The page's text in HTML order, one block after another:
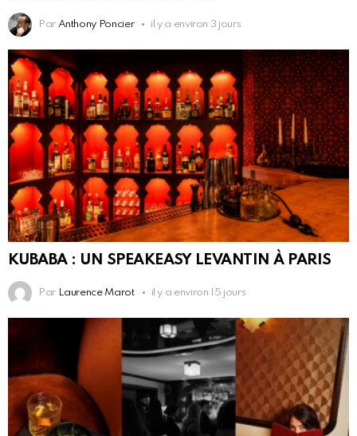
Par Anthony Poncier il y a environ 3 jours
KUBABA : UN SPEAKEASY LEVANTIN À PARIS
Par Laurence Marot il y a environ 15 jours